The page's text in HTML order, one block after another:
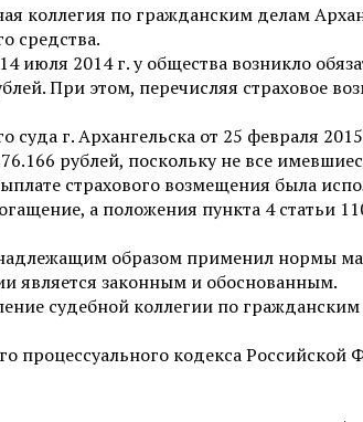
коллегия по гражданским делам
средства.
июля 2014 г. у общества возникло
При этом, перечисляя страховое
г. Архангельска от 25 февраля
рублей, поскольку не все
страхового возмещения была
а положения пункта 4
образом применил нормы
является законным и обоснованным.
судебной коллегии по
процессуального кодекса